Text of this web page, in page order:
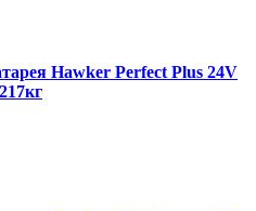
Hawker Perfect Plus 24V